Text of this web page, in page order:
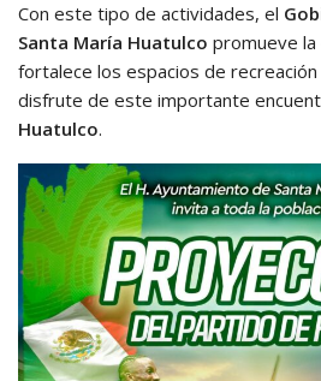
Con este tipo de actividades, el
Santa María Huatulco promueve la
fortalece los espacios de
disfrute de este importante
Huatulco.